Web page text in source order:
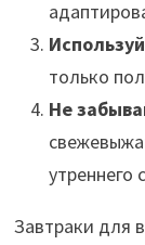
только
Не
утреннего
Завтраки для